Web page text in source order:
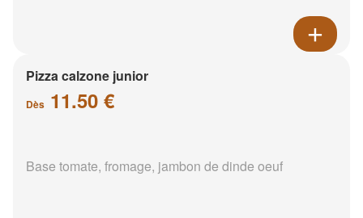
Pizza calzone junior
Dès 11.50 €
Base tomate, fromage, jambon de dinde oeuf